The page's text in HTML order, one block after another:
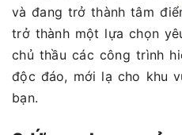
và đang trở thành tâm
trở thành một lựa chọn
chủ thầu các công trình
độc đáo, mới lạ cho khu
bạn.